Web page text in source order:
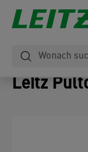
Leitz